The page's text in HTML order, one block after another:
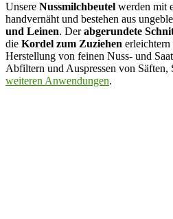
Unsere Nussmilchbeutel werden mit
handvernäht und bestehen aus
und Leinen. Derabgerundete
die Kordel zum Zuziehen
Herstellung von feinen Nuss- und
Abfiltern und Auspressen von
weiteren Anwendungen.